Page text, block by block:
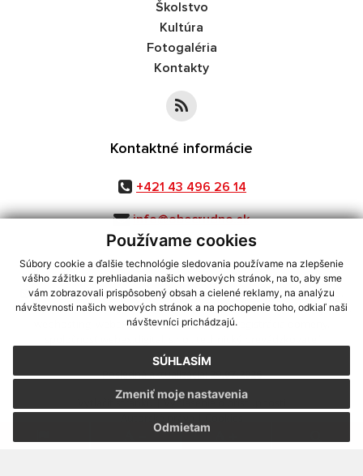
Používame cookies
Súbory cookie a ďalšie technológie sledovania používame na zlepšenie
vášho zážitku z prehliadania našich webových stránok, na to, aby sme
vám zobrazovali prispôsobený obsah a cielené reklamy, na analýzu
návštevnosti našich webových stránok a na pochopenie toho, odkiaľ naši
návštevníci prichádzajú.
SÚHLASÍM
Odmietam
Zmeniť moje nastavenia
Školstvo
Kultúra
Fotogaléria
Kontakty
Kontaktné informácie
+421 43 496 26 14
info@obecrudno.sk
využite možnosť získavania aktuálnych informácií s využitím RSS
CMS systém (redakčný) systém ECHELON 2,Mapa stránok,web portál
webex.digital, s.r.o.,domény,registrácia domény
Posledná aktualizácia:29.07.2026
Vytlačiť stránku|Vyhlásenie o prístupnosti